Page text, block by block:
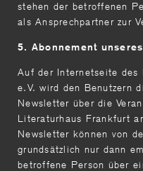
stehen der betroffenen
als Ansprechpartner zur
5. Abonnement
Auf der Internetseite
e.V. wird den Benutzern
Newsletter über die
Literaturhaus Frankfurt
Newsletter können von
grundsätzlich nur dann
betroffene Person über